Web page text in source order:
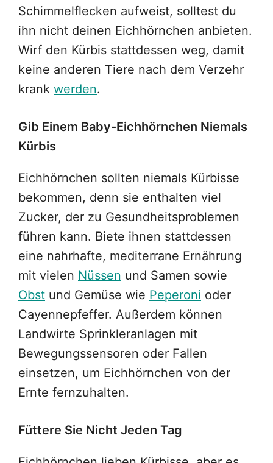
Schimmelflecken aufweist, solltest du
ihn nicht deinen Eichhörnchen anbieten.
Wirf den Kürbis stattdessen weg, damit
keine anderen Tiere nach dem Verzehr
krank werden.
Gib Einem Baby-Eichhörnchen Niemals
Kürbis
Eichhörnchen sollten niemals Kürbisse
bekommen, denn sie enthalten viel
Zucker, der zu Gesundheitsproblemen
führen kann. Biete ihnen stattdessen
eine nahrhafte, mediterrane Ernährung
mit vielen Nüssen und Samen sowie
Obst und Gemüse wie Peperoni oder
Cayennepfeffer. Außerdem können
Landwirte Sprinkleranlagen mit
Bewegungssensoren oder Fallen
einsetzen, um Eichhörnchen von der
Ernte fernzuhalten.
Füttere Sie Nicht Jeden Tag